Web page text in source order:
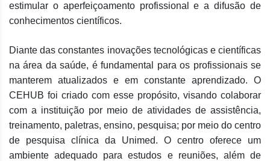
estimular o aperfeiçoamento profissional e a difusão de
conhecimentos científicos.
Diante das constantes inovações tecnológicas e científicas
na área da saúde, é fundamental para os profissionais se
manterem atualizados e em constante aprendizado. O
CEHUB foi criado com esse propósito, visando colaborar
com a instituição por meio de atividades de assistência,
treinamento, paletras, ensino, pesquisa; por meio do centro
de pesquisa clínica da Unimed. O centro oferece um
ambiente adequado para estudos e reuniões, além de